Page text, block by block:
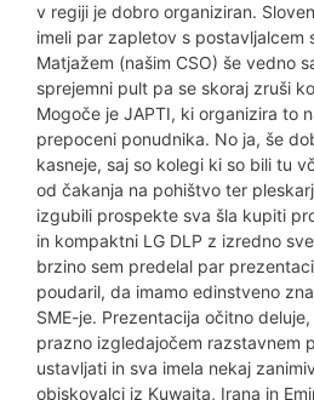
v regiji je dobro organiziran.
imeli par zapletov s postavljalcem
Matjažem (našim CSO) še vedno
sprejemni pult pa se skoraj zruši
Mogoče je JAPTI, ki organizira to
prepoceni ponudnika. No ja, še
kasneje, saj so kolegi ki so bili tu
od čakanja na pohištvo ter
izgubili prospekte sva šla kupiti
in kompaktni LG DLP z izredno
brzino sem predelal par
poudaril, da imamo edinstveno
SME-je. Prezentacija očitno
prazno izgledajočem razstavnem
ustavljati in sva imela nekaj
obiskovalci iz Kuwaita, Irana in